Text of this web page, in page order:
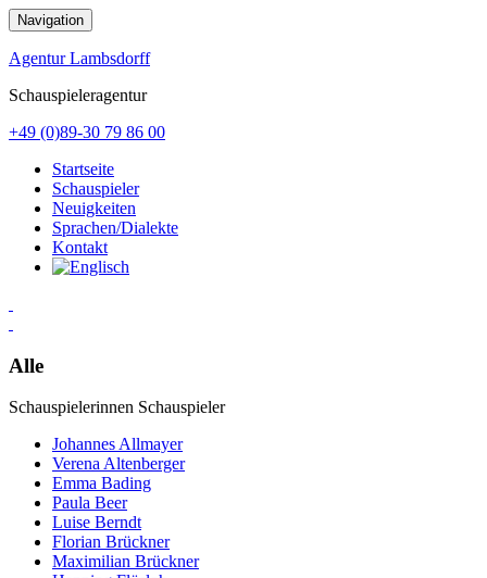
Zum
Inhalt
springen
Navigation
Agentur Lambsdorff
Schauspieleragentur
+49 (0)89-30 79 86 00
Startseite
Schauspieler
Neuigkeiten
Sprachen/Dialekte
Kontakt
Alle
Schauspielerinnen Schauspieler
Johannes Allmayer
Verena Altenberger
Emma Bading
Paula Beer
Luise Berndt
Florian Brückner
Maximilian Brückner